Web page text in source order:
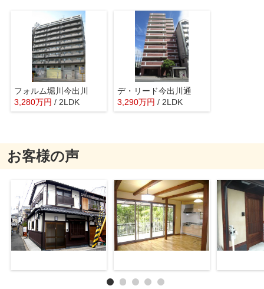
フォルム堀川今出川
3,280万円 / 2LDK
デ・リード今出川通
3,290万円 / 2LDK
お客様の声